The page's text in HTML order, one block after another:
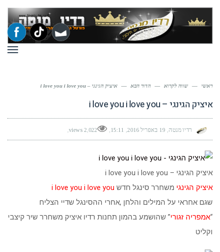
ראשי — שווה לקרוא — הדור הבא — איציק הגינגי – i love you i love you
איציק הגינגי – i love you i love you
רדיו מנטה 19 באפריל 2016 15:11
2,022 views
איציק הגינגי – i love you i love you
איציק הגינגי משחרר סינגל חדש i love you i love you
שגם אחראי על המילים והלחן ,אחרי ההסינגל שדיי הצליח
“אמפריה זגורי” שהושמע בהמון תחנות רדיו איציק משחרר שיר קיצבי
וקליט